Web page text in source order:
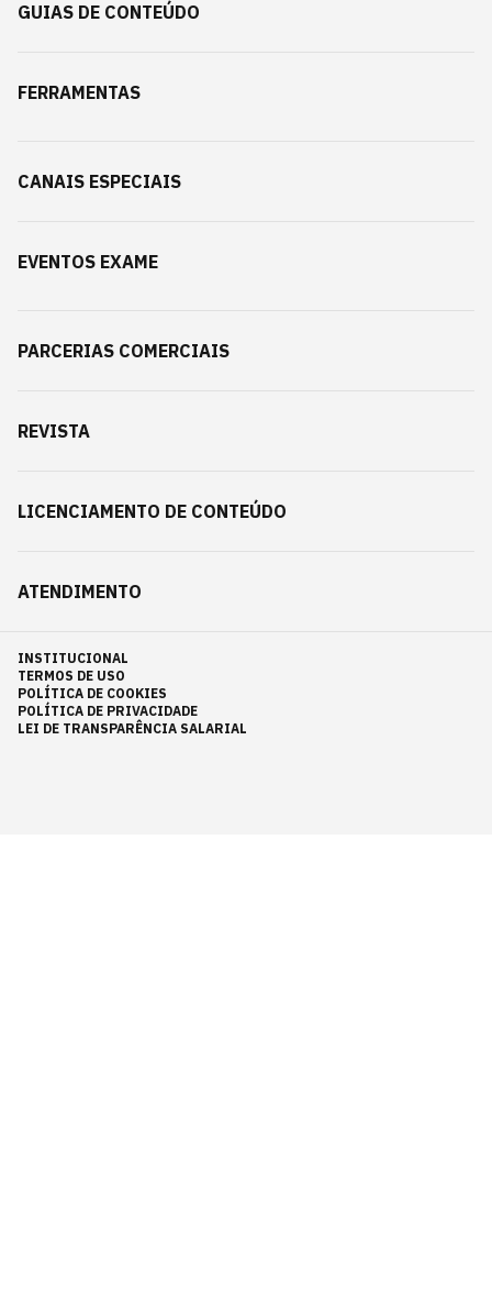
GUIAS DE CONTEÚDO
FERRAMENTAS
CANAIS ESPECIAIS
EVENTOS EXAME
PARCERIAS COMERCIAIS
REVISTA
LICENCIAMENTO DE CONTEÚDO
ATENDIMENTO
INSTITUCIONAL
TERMOS DE USO
POLÍTICA DE COOKIES
POLÍTICA DE PRIVACIDADE
LEI DE TRANSPARÊNCIA SALARIAL